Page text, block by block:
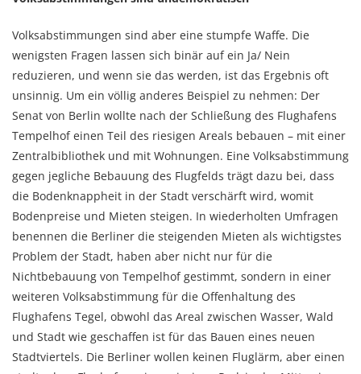
Volksabstimmungen sind aber eine stumpfe Waffe. Die
wenigsten Fragen lassen sich binär auf ein Ja/ Nein
reduzieren, und wenn sie das werden, ist das Ergebnis oft
unsinnig. Um ein völlig anderes Beispiel zu nehmen: Der
Senat von Berlin wollte nach der Schließung des Flughafens
Tempelhof einen Teil des riesigen Areals bebauen – mit einer
Zentralbibliothek und mit Wohnungen. Eine Volksabstimmung
gegen jegliche Bebauung des Flugfelds trägt dazu bei, dass
die Bodenknappheit in der Stadt verschärft wird, womit
Bodenpreise und Mieten steigen. In wiederholten Umfragen
benennen die Berliner die steigenden Mieten als wichtigstes
Problem der Stadt, haben aber nicht nur für die
Nichtbebauung von Tempelhof gestimmt, sondern in einer
weiteren Volksabstimmung für die Offenhaltung des
Flughafens Tegel, obwohl das Areal zwischen Wasser, Wald
und Stadt wie geschaffen ist für das Bauen eines neuen
Stadtviertels. Die Berliner wollen keinen Fluglärm, aber einen